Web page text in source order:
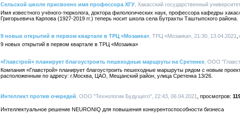
Сельской школе присвоено имя профессора ХГУ , Хакасский государственный
Имя известного учёного-тюрколога, доктора филологических наук, профессора кафедры
Григорьевича Карпова (1927-2019 гг.) теперь носит школа села Бутрахты Таштыпского района.
9 новых открытий в первом квартале в ТРЦ «Мозаика» , ТРЦ «Мозаика», 21:30, 13.04.2021
9 новых открытий в первом квартале в ТРЦ «Мозаика»
«Главстрой» планирует благоустроить пешеходные маршруты на Сретенке , ООО
Компания «Главстрой» планирует благоустроить пешеходные маршруты рядом с новым
расположенным по адресу: г.Москва, ЦАО, Мещанский район, улица Сретенка 13/26.
Интеллект против очередей , ООО "Технологии Будущего", 22:43, 06.04.2021
Интеллектуальное решение NEURONIQ для повышения конкурентоспособности бизнеса